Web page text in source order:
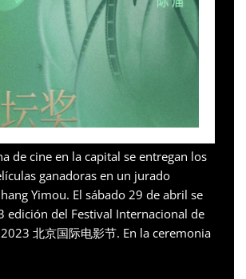
de cine en la capital se entregan los
ganadoras en un jurado
Yimou. El sábado 29 de abril se
edición del Festival Internacional de
北京国际电影节. En la ceremonia